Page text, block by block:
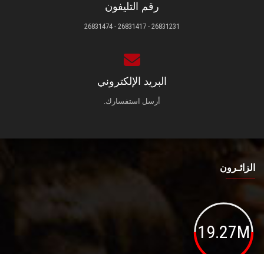
رقم التليفون
26831231 - 26831417 - 26831474
البريد الإلكتروني
أرسل استفسارك.
الزائـرون
19.27M